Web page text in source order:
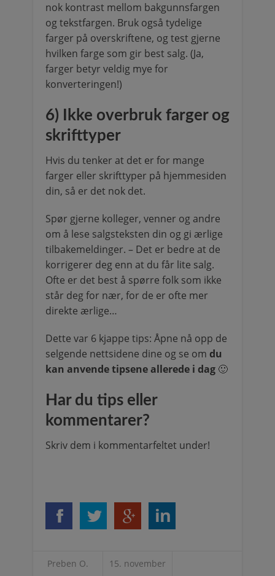
nok kontrast mellom bakgunnsfargen
og tekstfargen. Bruk også tydelige
farger på overskriftene, og test gjerne
hvilken farge som gir best salg. (Ja,
farger betyr veldig mye for
konverteringen!)
6) Ikke overbruk farger og
skrifttyper
Hvis du tenker at det er for mange
farger eller skrifttyper på hjemmesiden
din, så er det nok det.
Spør gjerne kolleger, venner og andre
om å lese salgsteksten din og gi ærlige
tilbakemeldinger. – Det er bedre at de
korrigerer deg enn at du får lite salg.
Ofte er det best å spørre folk som ikke
står deg for nær, for de er ofte mer
direkte ærlige…
Dette var 6 kjappe tips: Åpne nå opp de
selgende nettsidene dine og se om du
kan anvende tipsene allerede i dag 🙂
Har du tips eller
kommentarer?
Skriv dem i kommentarfeltet under!
Preben O. 15. november